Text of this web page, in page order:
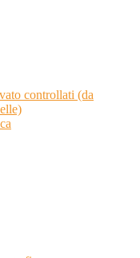
controllati (da